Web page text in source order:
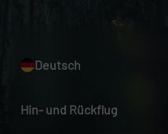
Deutsch
Hin- und Rückflug